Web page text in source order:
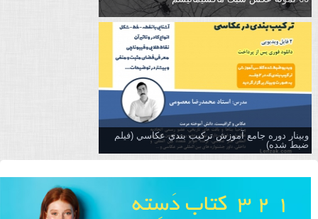
وبینار دوره جامع آموزش تركيب بندي عكاسي (فیلم
ضبط شده)